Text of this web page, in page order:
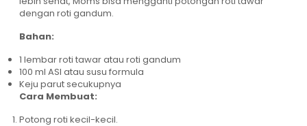
dengan roti gandum.
Bahan:
1 lembar roti tawar atau roti gandum
100 ml ASI atau susu formula
Keju parut secukupnya
Cara Membuat:
Potong roti kecil-kecil.